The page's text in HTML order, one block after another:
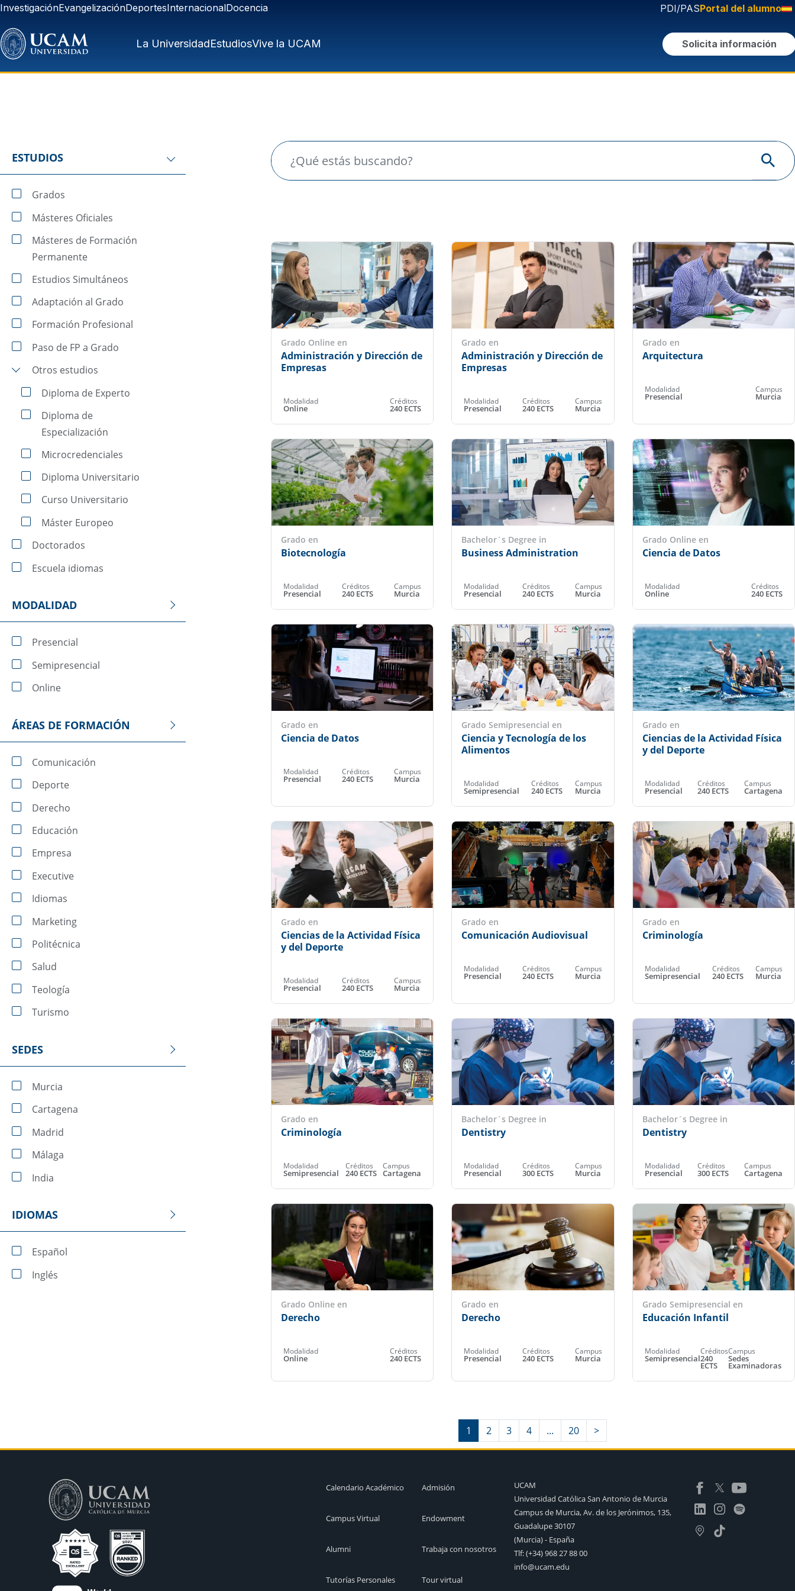
Pasar al contenido principal
InvestigaciónEvangelizaciónDeportesInternacionalDocencia PDI/PASPortal del alumno
La UniversidadEstudiosVive la UCAM Solicita información
ESTUDIOS
Grados
Másteres Oficiales
Másteres de Formación
Permanente
Estudios Simultáneos
Adaptación al Grado
Formación Profesional
Paso de FP a Grado
Otros estudios
Diploma de Experto
Diploma de
Especialización
Microcredenciales
Diploma Universitario
Curso Universitario
Máster Europeo
Doctorados
Escuela idiomas
MODALIDAD
Presencial
Semipresencial
Online
ÁREAS DE FORMACIÓN
Comunicación
Deporte
Derecho
Educación
Empresa
Executive
Idiomas
Marketing
Politécnica
Salud
Teología
Turismo
SEDES
Murcia
Cartagena
Madrid
Málaga
India
IDIOMAS
Español
Inglés
Grado Online en
Administración y Dirección de
Empresas
Modalidad
Online
Créditos
240 ECTS
Grado en
Administración y Dirección de
Empresas
Modalidad
Presencial
Créditos
240 ECTS
Campus
Murcia
Grado en
Arquitectura
Modalidad
Presencial
Campus
Murcia
Grado en
Biotecnología
Modalidad
Presencial
Créditos
240 ECTS
Campus
Murcia
Bachelor´s Degree in
Business Administration
Modalidad
Presencial
Créditos
240 ECTS
Campus
Murcia
Grado Online en
Ciencia de Datos
Modalidad
Online
Créditos
240 ECTS
Grado en
Ciencia de Datos
Modalidad
Presencial
Créditos
240 ECTS
Campus
Murcia
Grado Semipresencial en
Ciencia y Tecnología de los
Alimentos
Modalidad
Semipresencial
Créditos
240 ECTS
Campus
Murcia
Grado en
Ciencias de la Actividad Física
y del Deporte
Modalidad
Presencial
Créditos
240 ECTS
Campus
Cartagena
Grado en
Ciencias de la Actividad Física
y del Deporte
Modalidad
Presencial
Créditos
240 ECTS
Campus
Murcia
Grado en
Comunicación Audiovisual
Modalidad
Presencial
Créditos
240 ECTS
Campus
Murcia
Grado en
Criminología
Modalidad
Semipresencial
Créditos
240 ECTS
Campus
Murcia
Grado en
Criminología
Modalidad
Semipresencial
Créditos
240 ECTS
Campus
Cartagena
Bachelor´s Degree in
Dentistry
Modalidad
Presencial
Créditos
300 ECTS
Campus
Murcia
Bachelor´s Degree in
Dentistry
Modalidad
Presencial
Créditos
300 ECTS
Campus
Cartagena
Grado Online en
Derecho
Modalidad
Online
Créditos
240 ECTS
Grado en
Derecho
Modalidad
Presencial
Créditos
240 ECTS
Campus
Murcia
Grado Semipresencial en
Educación Infantil
Modalidad
Semipresencial
Créditos
240
ECTS
Campus
Sedes
Examinadoras
1 2 3 4 ... 20 >
Calendario Académico
Campus Virtual
Alumni
Tutorías Personales
Admisión
Endowment
Trabaja con nosotros
Tour virtual
UCAM
Universidad Católica San Antonio de Murcia
Campus de Murcia, Av. de los Jerónimos, 135,
Guadalupe 30107
(Murcia) - España
Tlf:(+34) 968 27 88 00
info@ucam.edu